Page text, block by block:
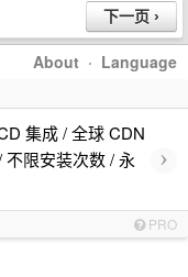
About · Language
集成 / 全球 CDN
限安装次数 / 永
›
PRO